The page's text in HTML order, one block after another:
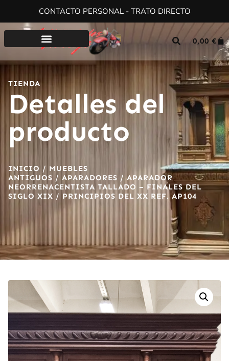
CONTACTO PERSONAL - TRATO DIRECTO
0,00 €
TIENDA
Detalles del
producto
INICIO / MUEBLES
ANTIGUOS / APARADORES / APARADOR
NEORRENACENTISTA TALLADO – FINALES DEL
SIGLO XIX / PRINCIPIOS DEL XX REF. AP104